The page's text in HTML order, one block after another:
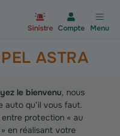
Sinistre Compte Menu
ASTRA
le bienvenu, nous
auto qu’il vous faut.
protection « au
en réalisant votre